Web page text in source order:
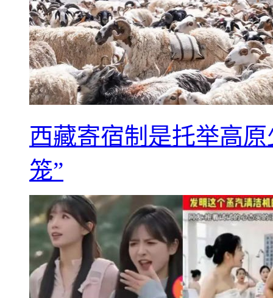
西藏寄宿制是托举高
笼”